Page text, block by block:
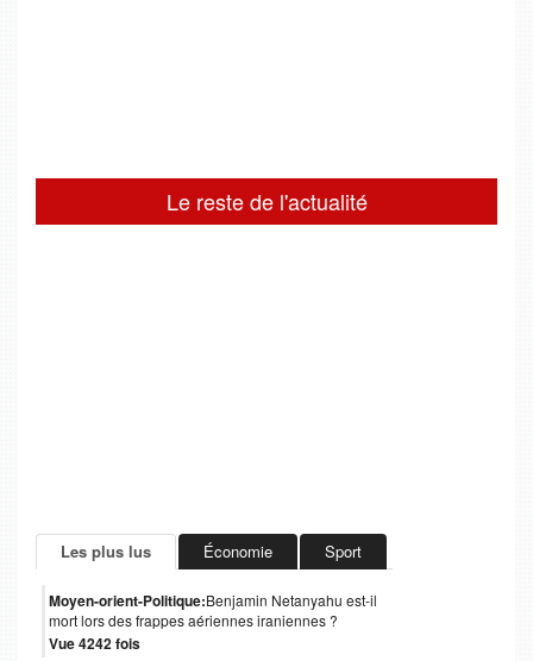
Le reste de l'actualité
Les plus lus Économie Sport
Moyen-orient-Politique:Benjamin Netanyahu est-il
mort lors des frappes aériennes iraniennes ?
Vue 4242 fois